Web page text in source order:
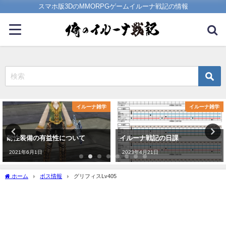
スマホ版3DのMMORPGゲームイルーナ戦記の情報
イルーナ雑学
耐性装備の有益性について
2021年6月1日
イルーナ雑学
イルーナ戦記の日課
2023年4月21日
ホーム ボス情報 グリフィスLv405